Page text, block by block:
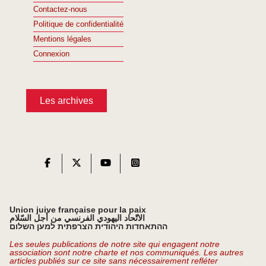
Contactez-nous
Politique de confidentialité
Mentions légales
Connexion
Les archives
Union juive française pour la paix
الاتّحاد اليهودي الفرنسي من أجل السّلام
ההתאחדות היהודית הצרפתית למען השלום
Les seules publications de notre site qui engagent notre
association sont notre charte et nos communiqués. Les autres
articles publiés sur ce site sans nécessairement refléter